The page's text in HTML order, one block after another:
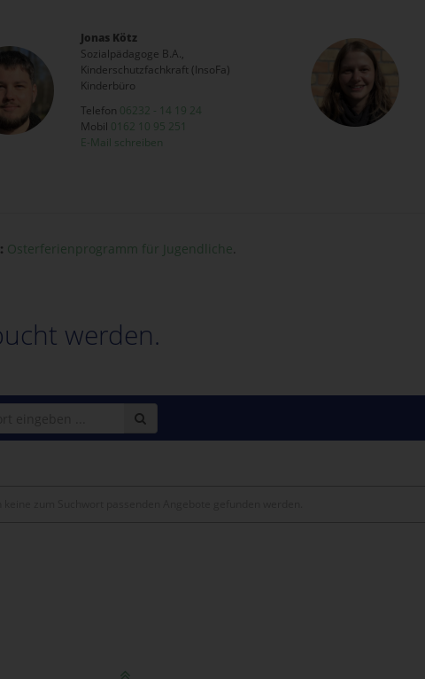
Jonas Kötz
Sozialpädagoge B.A.,
Kinderschutzfachkraft (InsoFa)
Kinderbüro
Telefon 06232 - 14 19 24
Mobil 0162 10 95 251
E-Mail schreiben
Osterferienprogramm für Jugendliche.
werden.